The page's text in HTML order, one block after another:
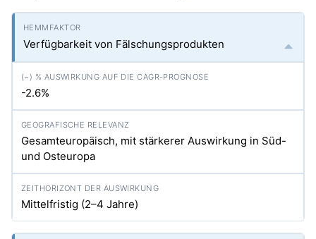
Verfügbarkeit von Fälschungsprodukten
-2.6%
Gesamteuropäisch, mit stärkerer Auswirkung in Süd-
und Osteuropa
Mittelfristig (2–4 Jahre)